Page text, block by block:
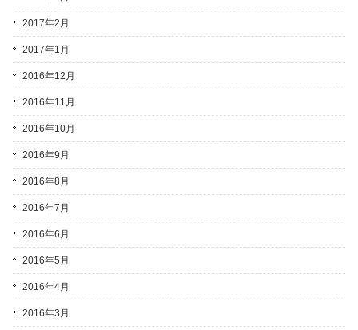
2017年2月
2017年1月
2016年12月
2016年11月
2016年10月
2016年9月
2016年8月
2016年7月
2016年6月
2016年5月
2016年4月
2016年3月